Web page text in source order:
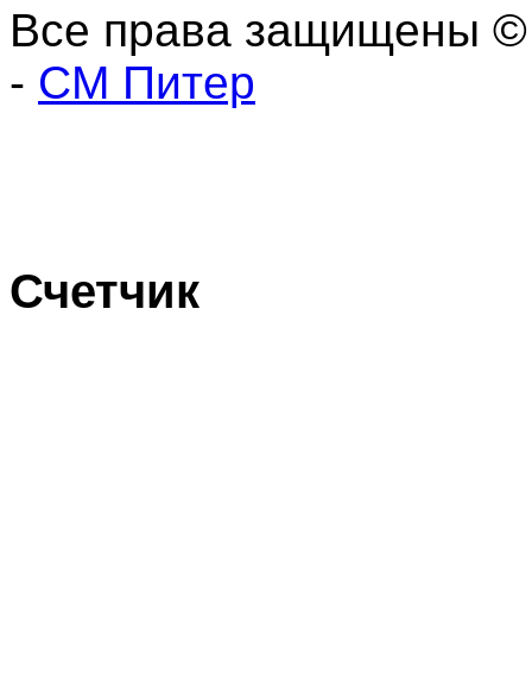
Все права защищены
- СМ Питер
Счетчик